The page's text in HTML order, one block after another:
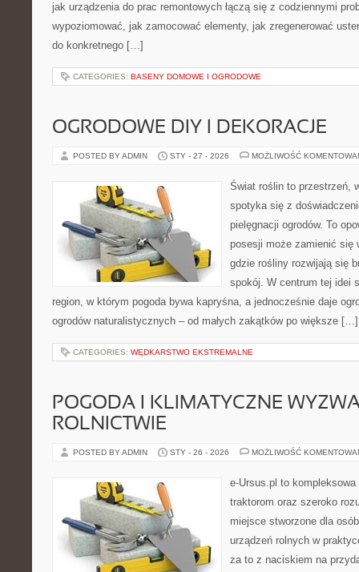
jak urządzenia do prac remontowych łączą się z codziennymi
wypoziomować, jak zamocować elementy, jak zregenerować
do konkretnego […]
CATEGORIES: BASENY DOMOWE I OGRODOWE
OGRODOWE DIY I DEKORACJE
POSTED BY ADMIN STY - 27 - 2026 MOŻLIWOŚĆ
Świat roślin to przestrzeń,
spotyka się z
pielęgnacji ogrodów. To
posesji może zamienić się
gdzie rośliny rozwijają się
spokój. W centrum tej idei
region, w którym pogoda bywa kapryśna, a jednocześnie daje
ogrodów naturalistycznych – od małych zakątków po większe […]
CATEGORIES: WĘDKARSTWO EKSTREMALNE
POGODA I KLIMATYCZNE
ROLNICTWIE
POSTED BY ADMIN STY - 26 - 2026 MOŻLIWOŚĆ
e-Ursus.pl to
traktorom oraz szeroko
miejsce stworzone dla
urządzeń rolnych w
za to z naciskiem na